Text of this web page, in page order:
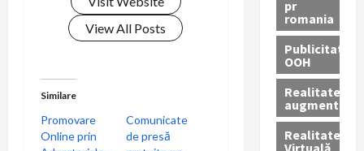
r
t
View All Posts
Similare
Promovare
Online prin
Comunicate
de presă
pr
romania
Publicitate
OOH
Realitatea
augmentată
Realitatea
Virtuală